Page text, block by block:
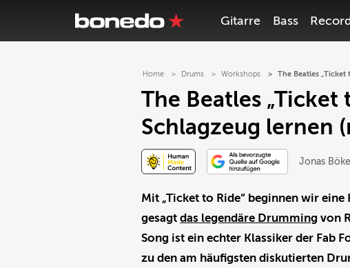
Gitarre Bass
Home Drums Workshops The Beatles
The Beatles „Ticket
Schlagzeug lernen
Jonas
Mit „Ticket to Ride“ beginnen wir eine
gesagtdas legendäre Drumming von
Song ist ein echter Klassiker der Fab
zu den am häufigsten diskutierten